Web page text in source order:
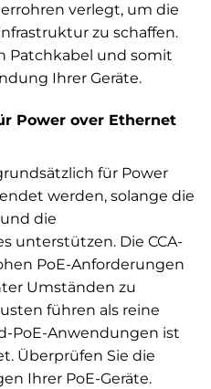
verlegt, um die
zu schaffen.
Patchkabel und somit
Ihrer Geräte.
Power over Ethernet
für Power
werden, solange die
die
unterstützen. Die CCA-
PoE-Anforderungen
Umständen zu
führen als reine
PoE-Anwendungen ist
Überprüfen Sie die
Ihrer PoE-Geräte.